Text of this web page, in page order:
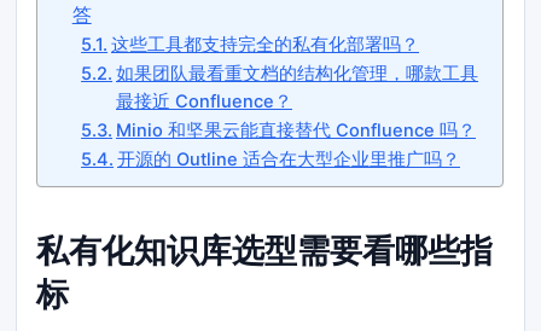
答
这些工具都支持完全的私有化部署吗？
如果团队最看重文档的结构化管理，哪款工具
最接近 Confluence？
Minio 和坚果云能直接替代 Confluence 吗？
开源的 Outline 适合在大型企业里推广吗？
私有化知识库选型需要看哪些指
标